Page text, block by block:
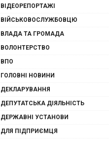
ВІДЕОРЕПОРТАЖІ
ВІЙСЬКОВОСЛУЖБОВЦЮ
ВЛАДА ТА ГРОМАДА
ВОЛОНТЕРСТВО
ВПО
ГОЛОВНІ НОВИНИ
ДЕКЛАРУВАННЯ
ДЕПУТАТСЬКА ДІЯЛЬНІСТЬ
ДЕРЖАВНІ УСТАНОВИ
ДЛЯ ПІДПРИЄМЦЯ